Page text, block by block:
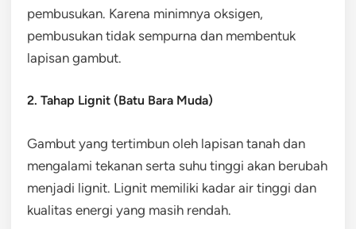
pembusukan. Karena minimnya oksigen,
pembusukan tidak sempurna dan membentuk
lapisan gambut.
2. Tahap Lignit (Batu Bara Muda)
Gambut yang tertimbun oleh lapisan tanah dan
mengalami tekanan serta suhu tinggi akan berubah
menjadi lignit. Lignit memiliki kadar air tinggi dan
kualitas energi yang masih rendah.